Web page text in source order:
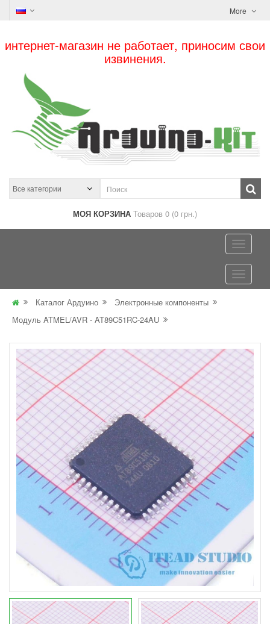
More
интернет-магазин не работает, приносим свои
извинения.
МОЯ КОРЗИНА Товаров 0 (0 грн.)
Каталог Ардуино
Электронные компоненты
Модуль ATMEL/AVR - AT89C51RC-24AU